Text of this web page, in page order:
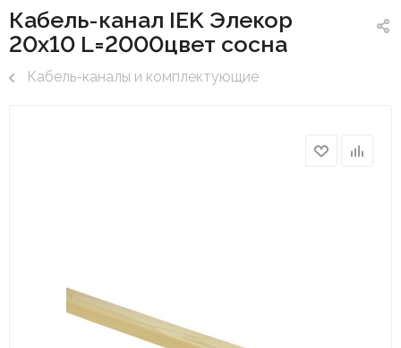
Кабель-канал IEK Элекор
20х10 L=2000цвет сосна
Кабель-каналы и комплектующие